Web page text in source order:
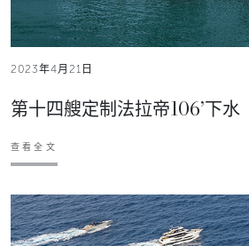
2023年4月21日
第十四艘定制法拉帝106’下水
查看全文